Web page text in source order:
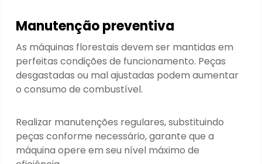
Manutenção preventiva
As máquinas florestais devem ser mantidas em
perfeitas condições de funcionamento. Peças
desgastadas ou mal ajustadas podem aumentar
o consumo de combustível.
Realizar manutenções regulares, substituindo
peças conforme necessário, garante que a
máquina opere em seu nível máximo de